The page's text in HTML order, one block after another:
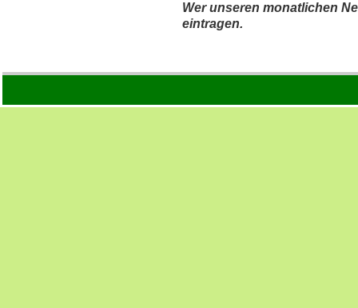
Wer unseren monatlichen
eintragen.